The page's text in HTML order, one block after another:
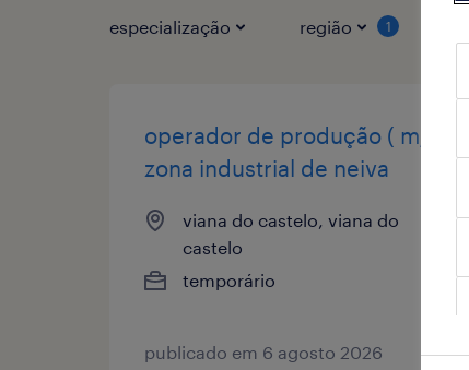
especialização região 1
operador de produção ( m/f/x)
zona industrial de neiva
viana do castelo, viana do
castelo
temporário
publicado em 6 agosto 2026